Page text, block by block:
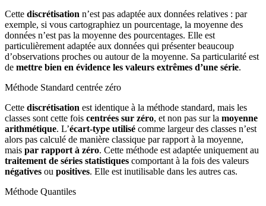
Cette discrétisation n’est pas adaptée aux données relatives : par
exemple, si vous cartogra­phiez un pourcentage, la moyenne des
données n’est pas la moyenne des pourcentages. Elle est
particulièrement adaptée aux données qui présenter beaucoup
d’observations proches ou autour de la moyenne. Sa particularité est
de mettre bien en évidence les valeurs extrêmes d’une série.
Méthode Standard centrée zéro
Cette discrétisation est identique à la méthode standard, mais les
classes sont cette fois centrées sur zéro, et non pas sur la moyenne
arithmétique. L’écart-type utilisé comme largeur des classes n’est
alors pas calculé de manière classique par rapport à la moyenne,
mais par rapport à zéro. Cette méthode est adaptée uniquement au
traitement de séries statistiques comportant à la fois des valeurs
négatives ou positives. Elle est inutilisable dans les autres cas.
Méthode Quantiles